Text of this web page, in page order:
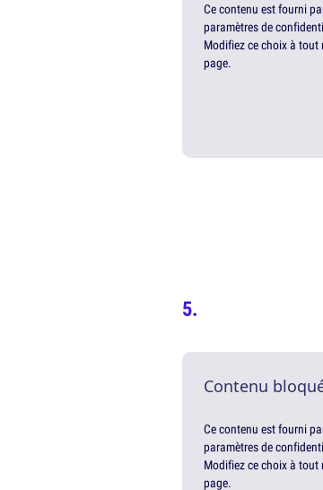
Ce contenu est fourni
paramètres de
Modifiez ce choix à tout
page.
Contenu
Ce contenu est fourni
paramètres de
Modifiez ce choix à tout
page.